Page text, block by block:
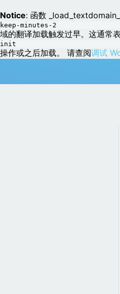
Notice: 函数
keep-minutes-2
域的翻译加载触发过早。这通常
init
操作或之后加载。 请查阅调试